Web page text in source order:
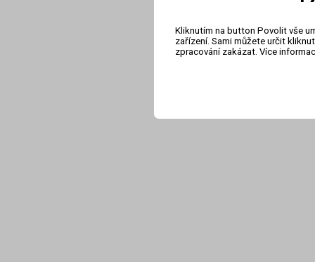
Kliknutím na button Povolit vše
zařízení. Sami můžete určit
zpracování zakázat. Více